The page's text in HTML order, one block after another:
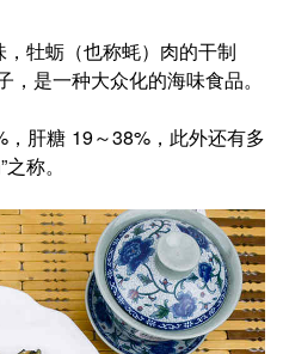
，牡蛎（也称蚝）肉的干制
是一种大众化的海味食品。
肝糖 19～38%，此外还有多
称。